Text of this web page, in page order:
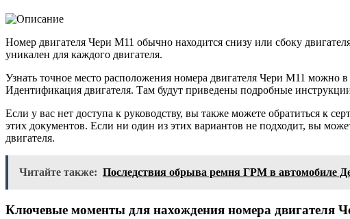
Номер двигателя Чери М11 обычно находится снизу или сбоку
уникален для каждого двигателя.
Узнать точное место расположения номера двигателя Чери М11 можно в
Идентификация двигателя. Там будут приведены подробные
Если у вас нет доступа к руководству, вы также можете обратиться к
этих документов. Если ни один из этих вариантов не подходит, вы
двигателя.
Читайте также: Последствия обрыва ремня ГРМ в автомобиле
Ключевые моменты для нахождения номера двигателя